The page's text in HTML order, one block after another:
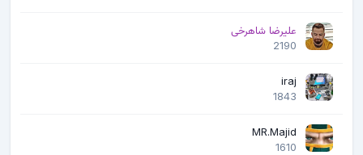
علیرضا شاهرخی
2190
iraj
1843
MR.Majid
1610